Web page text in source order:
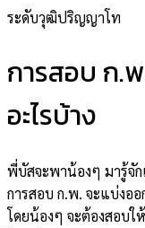
ระดับวุฒิปริญญาโท
การสอบ ก.
อะไรบ้าง
พี่บัสจะพาน้องๆ มารู้จัก
การสอบ ก.พ. จะแบ่งอ
โดยน้องๆ จะต้องสอบใ